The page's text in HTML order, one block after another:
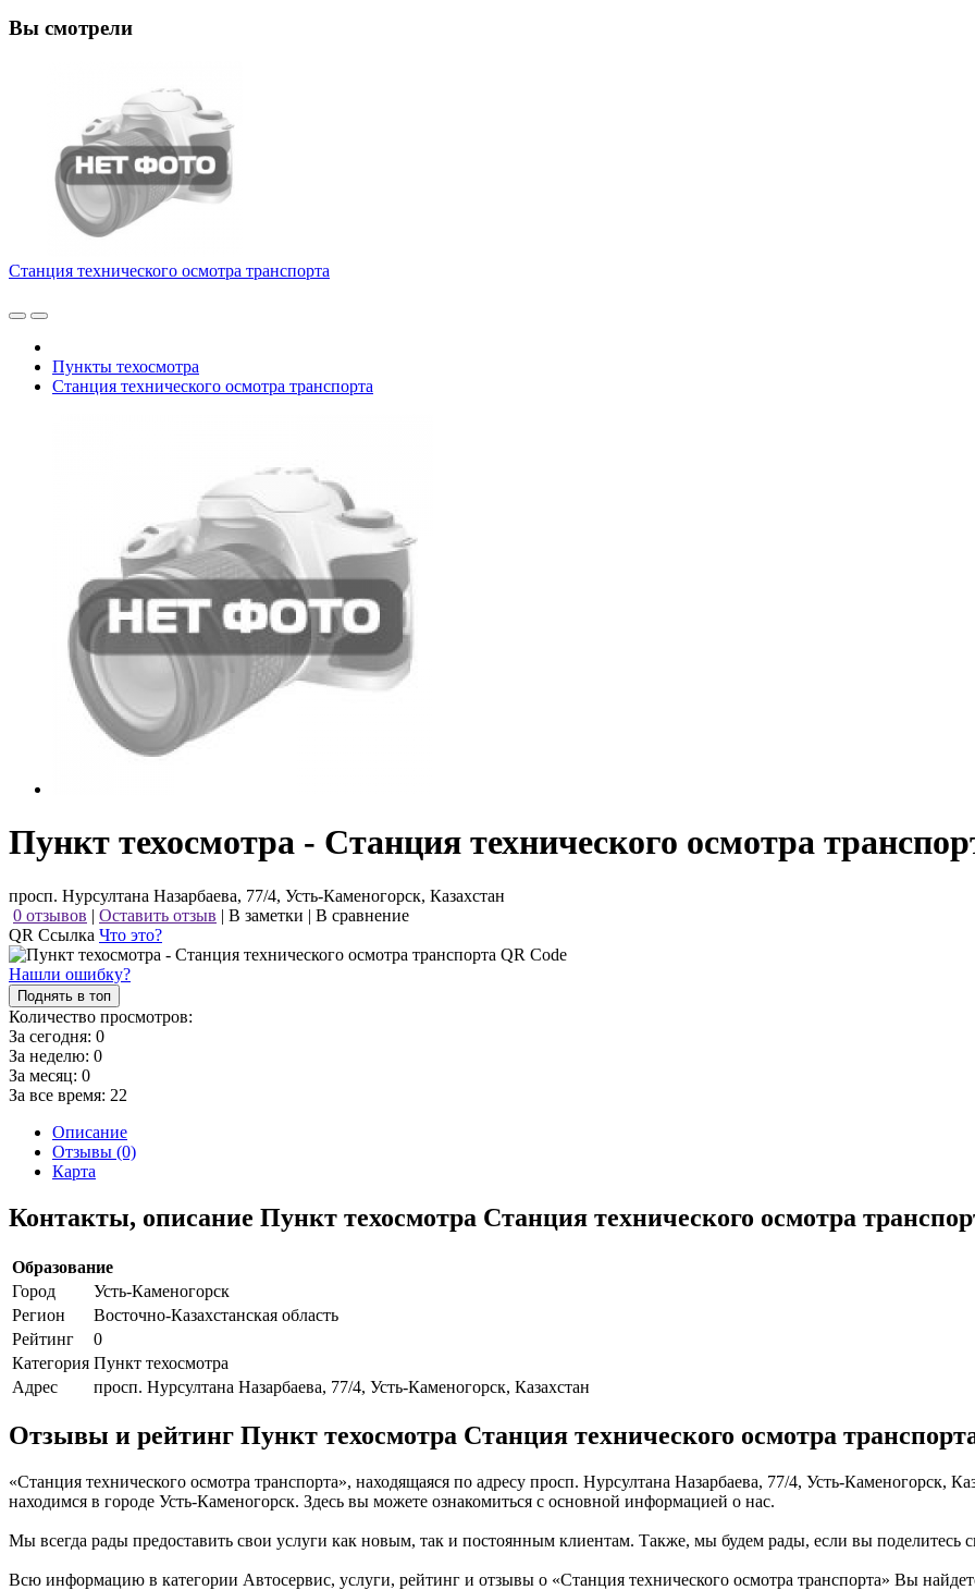
Вы смотрели
Станция технического осмотра транспорта
Пункты техосмотра
Станция технического осмотра транспорта
Пункт техосмотра - Станция технического осмотра
просп. Нурсултана Назарбаева, 77/4, Усть-Каменогорск, Казахстан
0 отзывов | Оставить отзыв | В заметки | В сравнение
QR Ссылка Что это?
Нашли ошибку?
Поднять в топ
Количество просмотров:
За сегодня: 0
За неделю: 0
За месяц: 0
За все время: 22
Описание
Отзывы (0)
Карта
Контакты, описание Пункт техосмотра Станция технического осмотра
Образование
Город
Усть-Каменогорск
Регион
Восточно-Казахстанская область
Рейтинг
0
Категория Пункт техосмотра
Адрес
просп. Нурсултана Назарбаева, 77/4, Усть-Каменогорск, Казахстан
Отзывы и рейтинг Пункт техосмотра Станция технического осмотра
«Станция технического осмотра транспорта», находящаяся по адресу просп. Нурсултана Назарбаева, 77/4, Усть-Каменогорск,
находимся в городе Усть-Каменогорск. Здесь вы можете ознакомиться с основной информацией о нас.
Мы всегда рады предоставить свои услуги как новым, так и постоянным клиентам. Также, мы будем рады, если вы поделитесь
Всю информацию в категории Автосервис, услуги, рейтинг и отзывы о «Станция технического осмотра транспорта» Вы